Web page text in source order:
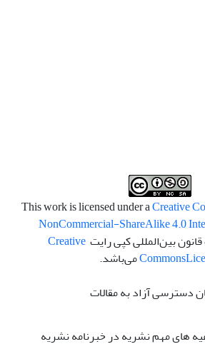
Creative
NonCommercial-ShareAlike 4.0
بین‌المللی کپی رایتCreative
Commonsمی‌باشد.
های مهم نشریه در خبرنامه نشریه